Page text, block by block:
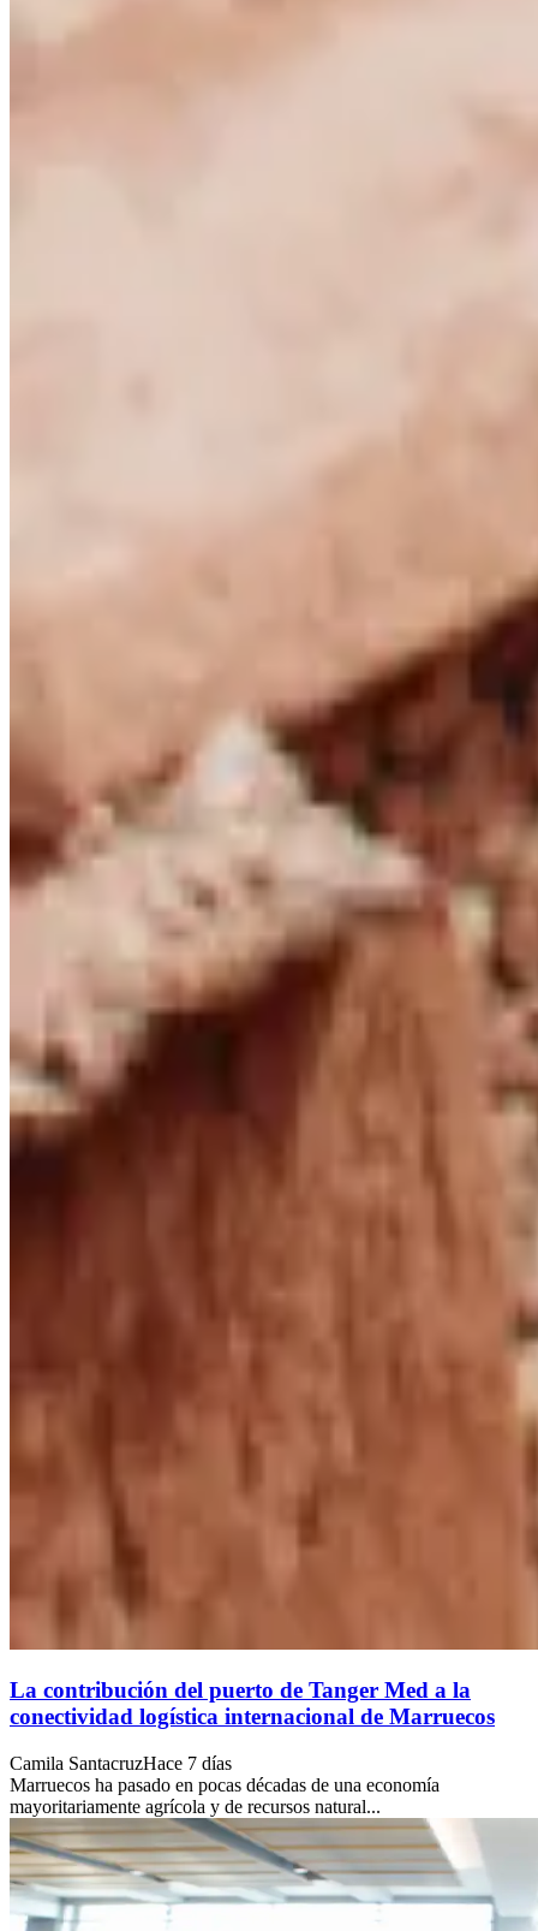
La contribución del puerto de Tanger Med a la
conectividad logística internacional de Marruecos
Camila SantacruzHace 7 días
Marruecos ha pasado en pocas décadas de una economía
mayoritariamente agrícola y de recursos natural...